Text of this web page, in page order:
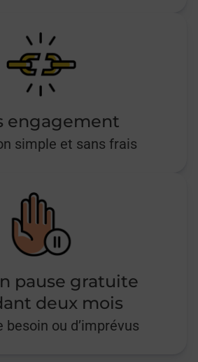
engagement
simple et sans frais
pause gratuite
deux mois
besoin ou d’imprévus